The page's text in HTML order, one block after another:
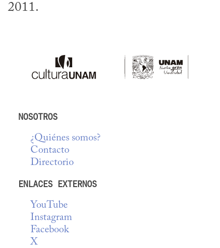
2011.
NOSOTROS
¿Quiénes somos?
Contacto
Directorio
ENLACES EXTERNOS
YouTube
Instagram
Facebook
X